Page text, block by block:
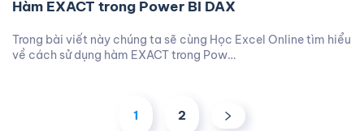
Hàm EXACT trong Power BI DAX
Trong bài viết này chúng ta sẽ cùng Học Excel Online tìm hiểu
về cách sử dụng hàm EXACT trong Pow…
1 2